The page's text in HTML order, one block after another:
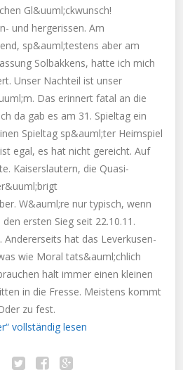
Gl&uuml;ckwunsch!
und hergerissen. Am
sp&auml;testens aber am
Solbakkens, hatte ich mich
Unser Nachteil ist unser
Das erinnert fatal an die
da gab es am 31. Spieltag ein
Spieltag sp&auml;ter Heimspiel
egal, es hat nicht gereicht. Auf
Kaiserslautern, die Quasi-
W&auml;re nur typisch, wenn
ersten Sieg seit 22.10.11.
Andererseits hat das Leverkusen-
wie Moral tats&auml;chlich
halt immer einen kleinen
in die Fresse. Meistens kommt
zu fest.
vollständig lesen